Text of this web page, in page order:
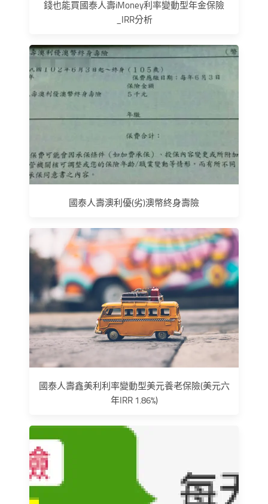
錢也能買國泰人壽iMoney利率變動型年金保險
_IRR分析
國泰人壽澳利優(劣)澳幣終身壽險
國泰人壽鑫美利利率變動型美元養老保險(美元六
年IRR 1.86%)